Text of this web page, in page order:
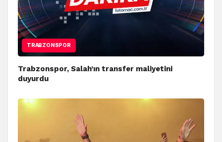
TRABZONSPOR
Trabzonspor, Salah’ın transfer maliyetini
duyurdu